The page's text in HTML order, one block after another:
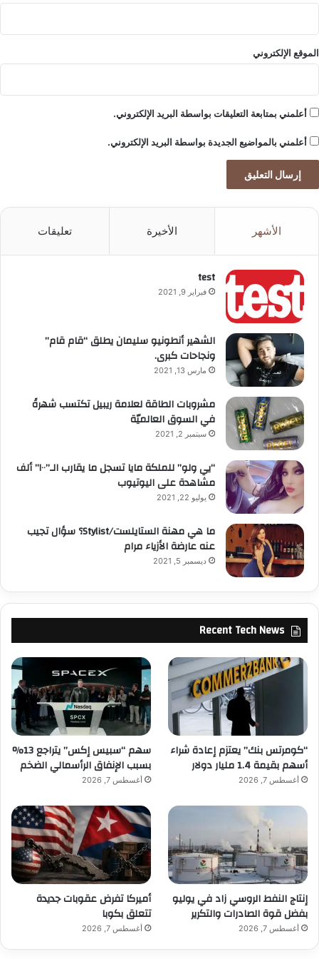
الموقع الإلكتروني
أعلمني بمتابعة التعليقات بواسطة البريد الإلكتروني.
أعلمني بالمواضيع الجديدة بواسطة البريد الإلكتروني.
الأشهر الأخيرة تعليقات
test
فبراير 9, 2021
الشهير أنطونيو سليمان يطلق “قام قام”
ونجاحات كبرى.
مارس 13, 2021
مشروبات الطاقة لعلامة ريبيل تكتسب شهرةً
في السوق العالميّة
سبتمبر 2, 2021
“يي ولو” للملكة مايا تسجل ما يقارب الـ”١٠٠” ألف
مشاهدة على اليوتيوب
يوليو 22, 2021
ما هي مهنة الستايلست/Stylist؟ سؤال تجيب
عنه عارضة الأزياء مرام
ديسمبر 5, 2021
Recent Tech News
“كومرتس بنك” يعتزم إعادة شراء
أسهم بقيمة 1.4 مليار دولار
أغسطس 7, 2026
سهم “سبيس إكس” يتراجع 13%
بسبب الإنفاق الرأسمالي الضخم
أغسطس 7, 2026
إنتاج النفط الروسي زاد في يوليو
بفضل قوة الصادرات والتكرير
أغسطس 7, 2026
أميركا تفرض عقوبات جديدة
تتعلق بكوبا
أغسطس 7, 2026